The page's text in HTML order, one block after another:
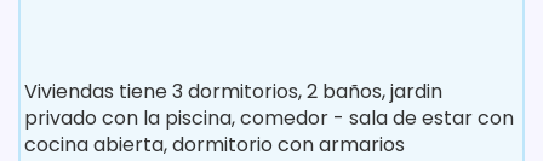
Viviendas tiene 3 dormitorios, 2 baños, jardin
privado con la piscina, comedor - sala de estar con
cocina abierta, dormitorio con armarios